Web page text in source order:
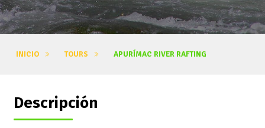
INICIO TOURS APURÍMAC RIVER RAFTING
Descripción